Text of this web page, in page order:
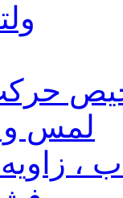
لمس و
،